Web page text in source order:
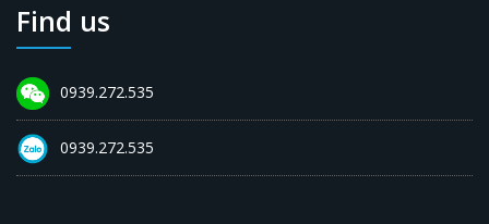
Find us
0939.272.535
0939.272.535